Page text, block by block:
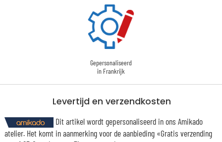
Gepersonaliseerd
in Frankrijk
Levertijd en verzendkosten
Dit artikel wordt gepersonaliseerd in ons Amikado
atelier. Het komt in aanmerking voor de aanbieding «Gratis verzending